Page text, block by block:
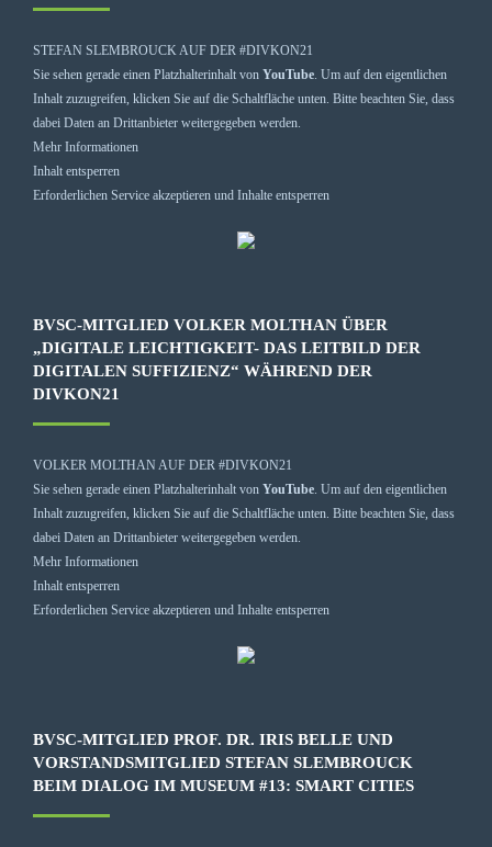
STEFAN SLEMBROUCK AUF DER #DIVKON21
Sie sehen gerade einen Platzhalterinhalt von YouTube. Um auf den eigentlichen
Inhalt zuzugreifen, klicken Sie auf die Schaltfläche unten. Bitte beachten Sie, dass
dabei Daten an Drittanbieter weitergegeben werden.
Mehr Informationen
Inhalt entsperren
Erforderlichen Service akzeptieren und Inhalte entsperren
BVSC-MITGLIED VOLKER MOLTHAN ÜBER
„DIGITALE LEICHTIGKEIT- DAS LEITBILD DER
DIGITALEN SUFFIZIENZ“ WÄHREND DER
DIVKON21
VOLKER MOLTHAN AUF DER #DIVKON21
Sie sehen gerade einen Platzhalterinhalt von YouTube. Um auf den eigentlichen
Inhalt zuzugreifen, klicken Sie auf die Schaltfläche unten. Bitte beachten Sie, dass
dabei Daten an Drittanbieter weitergegeben werden.
Mehr Informationen
Inhalt entsperren
Erforderlichen Service akzeptieren und Inhalte entsperren
BVSC-MITGLIED PROF. DR. IRIS BELLE UND
VORSTANDSMITGLIED STEFAN SLEMBROUCK
BEIM DIALOG IM MUSEUM #13: SMART CITIES